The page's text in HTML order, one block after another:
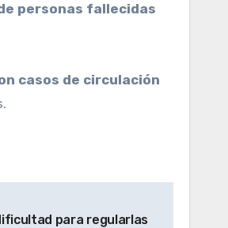
personas fallecidas
casos de circulación
para regularlas